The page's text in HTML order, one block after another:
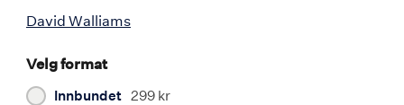
David Walliams
Velg format
Innbundet 299 kr